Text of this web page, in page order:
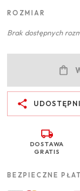
ROZMIAR
Brak dostępnych
DOSTAWA
GRATIS
BEZPIECZNE